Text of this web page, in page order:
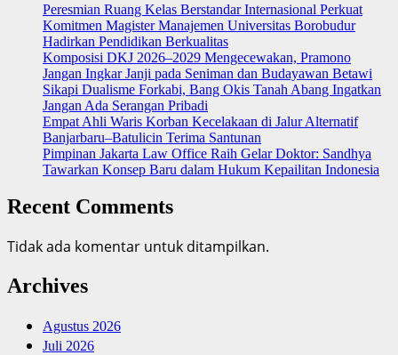
Peresmian Ruang Kelas Berstandar Internasional Perkuat
Komitmen Magister Manajemen Universitas Borobudur
Hadirkan Pendidikan Berkualitas
Komposisi DKJ 2026–2029 Mengecewakan, Pramono
Jangan Ingkar Janji pada Seniman dan Budayawan Betawi
Sikapi Dualisme Forkabi, Bang Okis Tanah Abang Ingatkan
Jangan Ada Serangan Pribadi
Empat Ahli Waris Korban Kecelakaan di Jalur Alternatif
Banjarbaru–Batulicin Terima Santunan
Pimpinan Jakarta Law Office Raih Gelar Doktor: Sandhya
Tawarkan Konsep Baru dalam Hukum Kepailitan Indonesia
Recent Comments
Tidak ada komentar untuk ditampilkan.
Archives
Agustus 2026
Juli 2026